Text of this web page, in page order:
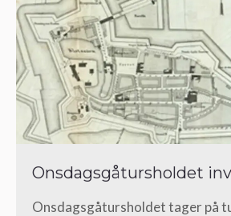
Onsdagsgåtursholdet
Onsdagsgåtursholdet tager på